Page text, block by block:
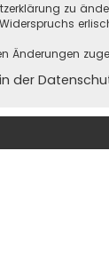
zu
Änderungen
der